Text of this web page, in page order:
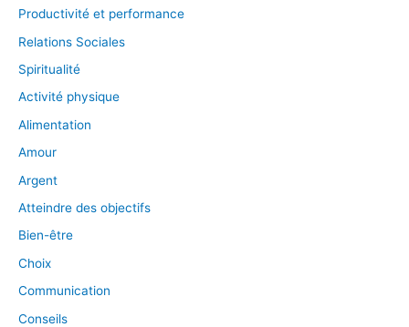
Productivité et performance
Relations Sociales
Spiritualité
Activité physique
Alimentation
Amour
Argent
Atteindre des objectifs
Bien-être
Choix
Communication
Conseils